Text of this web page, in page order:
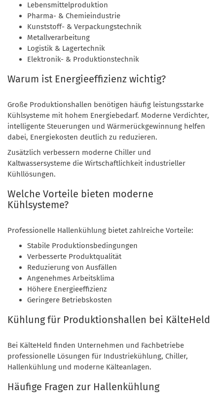
Lebensmittelproduktion
Pharma- & Chemieindustrie
Kunststoff- & Verpackungstechnik
Metallverarbeitung
Logistik & Lagertechnik
Elektronik- & Produktionstechnik
Warum ist Energieeffizienz wichtig?
Große Produktionshallen benötigen häufig leistungsstarke
Kühlsysteme mit hohem Energiebedarf. Moderne Verdichter,
intelligente Steuerungen und Wärmerückgewinnung helfen
dabei, Energiekosten deutlich zu reduzieren.
Zusätzlich verbessern moderne Chiller und
Kaltwassersysteme die Wirtschaftlichkeit industrieller
Kühllösungen.
Welche Vorteile bieten moderne
Kühlsysteme?
Professionelle Hallenkühlung bietet zahlreiche Vorteile:
Stabile Produktionsbedingungen
Verbesserte Produktqualität
Reduzierung von Ausfällen
Angenehmes Arbeitsklima
Höhere Energieeffizienz
Geringere Betriebskosten
Kühlung für Produktionshallen bei KälteHeld
Bei KälteHeld finden Unternehmen und Fachbetriebe
professionelle Lösungen für Industriekühlung, Chiller,
Hallenkühlung und moderne Kälteanlagen.
Häufige Fragen zur Hallenkühlung